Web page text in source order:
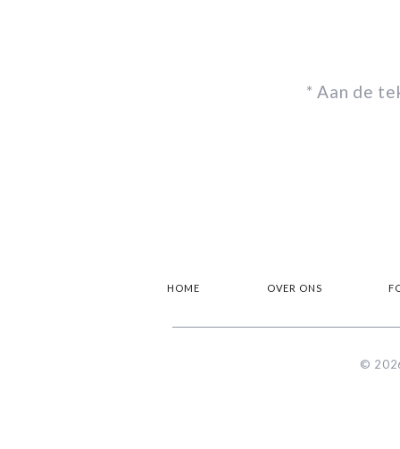
* Aan de
HOME OVER ONS
©